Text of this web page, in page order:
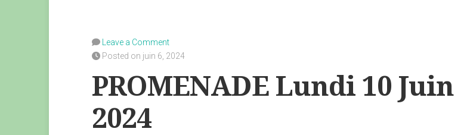
Leave a Comment
Posted on juin 6, 2024
PROMENADE Lundi 10 Juin
2024